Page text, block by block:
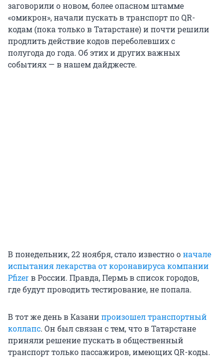
заговорили о новом, более опасном штамме
«омикрон», начали пускать в транспорт по QR-
кодам (пока только в Татарстане) и почти решили
продлить действие кодов переболевших с
полугода до года. Об этих и других важных
событиях — в нашем дайджесте.
В понедельник, 22 ноября, стало известно оначале
испытания лекарства от коронавируса компании
Pfizerв России. Правда, Пермь в список городов,
где будут проводить тестирование, не попала.
В тот же день в Казанипроизошел транспортный
коллапс. Он был связан с тем, что в Татарстане
приняли решение пускать в общественный
транспорт только пассажиров, имеющих QR-коды.